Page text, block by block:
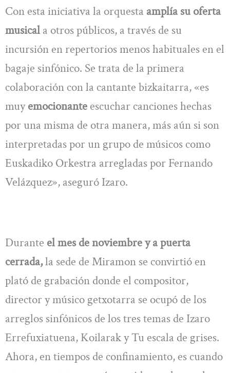
Con esta iniciativa la orquesta amplía su oferta
musical a otros públicos, a través de su
incursión en repertorios menos habituales en el
bagaje sinfónico. Se trata de la primera
colaboración con la cantante bizkaitarra, «es
muyemocionante escuchar canciones hechas
por una misma de otra manera, más aún si son
interpretadas por un grupo de músicos como
Euskadiko Orkestra arregladas por Fernando
Velázquez», aseguró Izaro.
Durante el mes de noviembre y a puerta
cerrada,la sede de Miramon se convirtió en
plató de grabación donde el compositor,
director y músico getxotarra se ocupó de los
arreglos sinfónicos de los tres temas de Izaro
Errefuxiatuena, Koilarak y Tu escala de grises.
Ahora, en tiempos de confinamiento, es cuando